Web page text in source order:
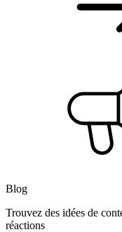
Blog
Trouvez des idées de
réactions